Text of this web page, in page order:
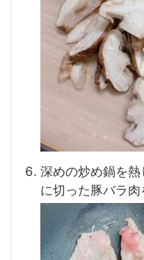
深めの炒め鍋を
に切った豚バラ肉